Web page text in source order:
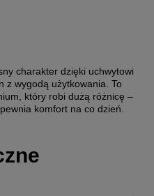
charakter dzięki uchwytowi
z wygodą użytkowania. To
który robi dużą różnicę –
komfort na co dzień.